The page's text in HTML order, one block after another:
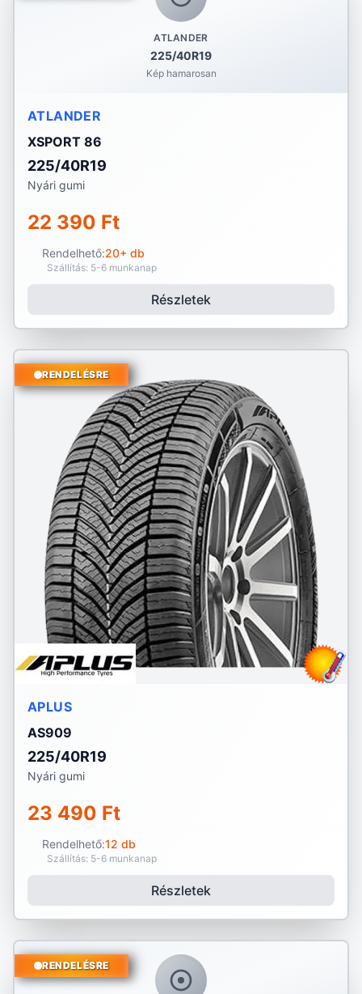
ATLANDER
225/40R19
Kép hamarosan
ATLANDER
XSPORT 86
225/40R19
Nyári gumi
22 390 Ft
Rendelhető:20+ db
Szállítás: 5-6 munkanap
Részletek
RENDELÉSRE
APLUS
AS909
225/40R19
Nyári gumi
23 490 Ft
Rendelhető:12 db
Szállítás: 5-6 munkanap
Részletek
RENDELÉSRE